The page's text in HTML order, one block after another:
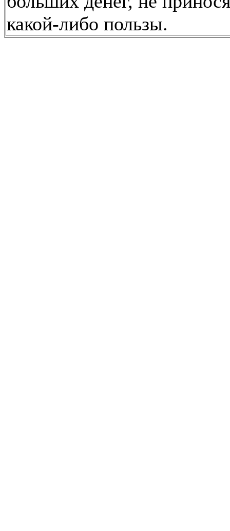
какой-либо пользы.